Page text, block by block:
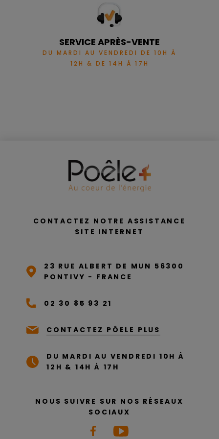
SERVICE APRÈS-VENTE
DU MARDI AU VENDREDI DE 10H À
12H & DE 14H À 17H
CONTACTEZ NOTRE ASSISTANCE
SITE INTERNET
23 RUE ALBERT DE MUN 56300
PONTIVY - FRANCE
02 30 85 93 21
CONTACTEZ PÔELE PLUS
DU MARDI AU VENDREDI 10H À
12H & 14H À 17H
NOUS SUIVRE SUR NOS RÉSEAUX
SOCIAUX